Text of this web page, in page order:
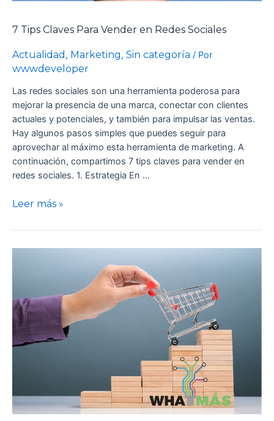
7 Tips Claves Para Vender en Redes Sociales
Actualidad , Marketing, Sin categoría / Por
wwwdeveloper
Las redes sociales son una herramienta poderosa para
mejorar la presencia de una marca, conectar con clientes
actuales y potenciales, y también para impulsar las ventas.
Hay algunos pasos simples que puedes seguir para
aprovechar al máximo esta herramienta de marketing. A
continuación, compartimos 7 tips claves para vender en
redes sociales. 1. Estrategia En …
Leer más »